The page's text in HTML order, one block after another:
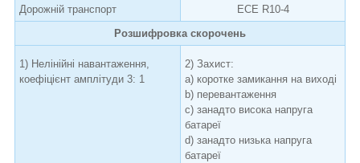
Дорожній транспорт
ECE R10-4
Розшифровка скорочень
1) Нелінійні навантаження,
коефіцієнт амплітуди 3: 1
2) Захист:
a) коротке замикання на виході
b) перевантаження
c) занадто висока напруга
батареї
d) занадто низька напруга
батареї